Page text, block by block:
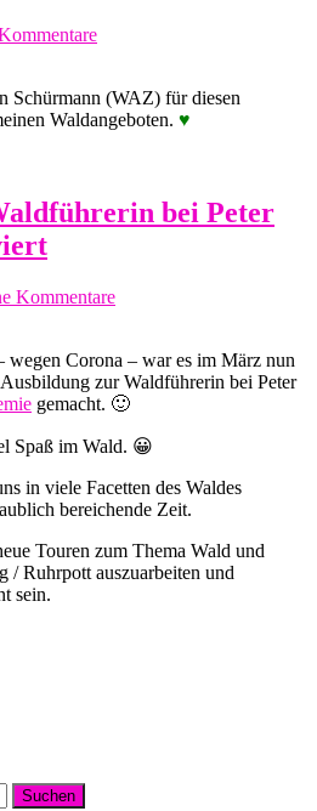
Schürmann (WAZ) für diesen
Waldangeboten. ♥
bei Peter
Kommentare
wegen Corona – war es im März nun
zur Waldführerin bei Peter
gemacht. 🙂
Spaß im Wald. 😀
in viele Facetten des Waldes
bereichende Zeit.
Touren zum Thema Wald und
/ Ruhrpott auszuarbeiten und
sein.